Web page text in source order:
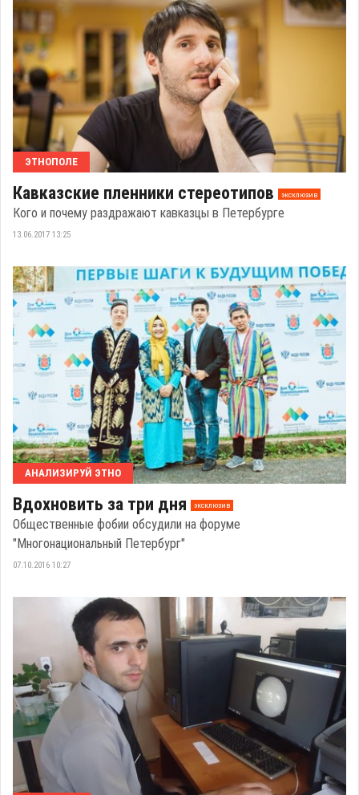
ЭТНОПОЛЕ
Кавказские пленники стереотипов эксклюзив
Кого и почему раздражают кавказцы в Петербурге
13.06.2017 13:25
АНАЛИЗИРУЙ ЭТНО
Вдохновить за три дня эксклюзив
Общественные фобии обсудили на форуме
"Многонациональный Петербург"
07.10.2016 10:27